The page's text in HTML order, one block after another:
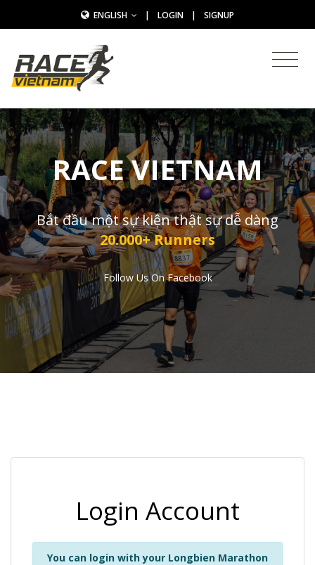
ENGLISH | LOGIN | SIGNUP
RACE VIETNAM
Bắt đầu một sự kiện thật sự dễ dàng
20.000+ Runners
Follow Us On Facebook
Login Account
You can login with your Longbien Marathon